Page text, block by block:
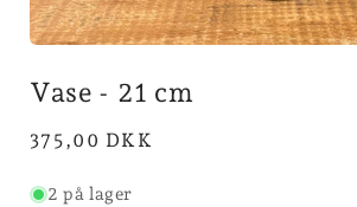
1
Vase - 21 cm
Normalpris
375,00 DKK
2 på lager